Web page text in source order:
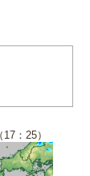
：25）